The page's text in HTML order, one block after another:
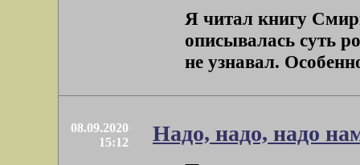
Я читал книгу
описывалась суть
не узнавал.
08.09.2020
15:12
Надо, надо, надо